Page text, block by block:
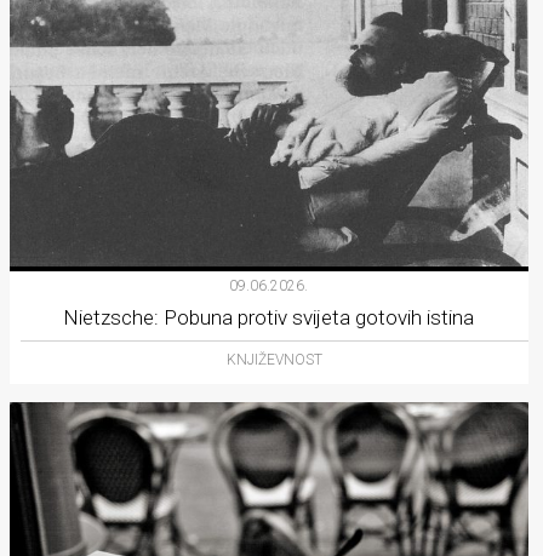
09.06.2026.
Nietzsche: Pobuna protiv svijeta gotovih istina
KNJIŽEVNOST